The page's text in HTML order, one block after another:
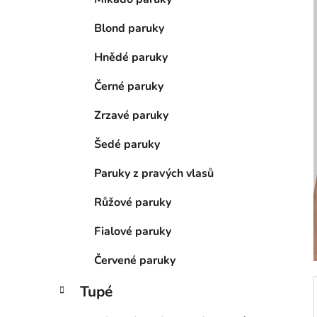
Blond paruky
Hnědé paruky
Černé paruky
Zrzavé paruky
Šedé paruky
Paruky z pravých vlasů
Růžové paruky
Fialové paruky
Červené paruky
Tupé